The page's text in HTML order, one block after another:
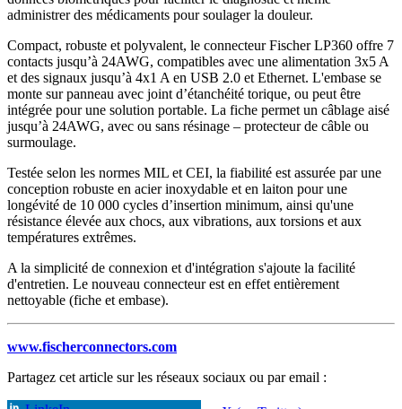
administrer des médicaments pour soulager la douleur.
Compact, robuste et polyvalent, le connecteur Fischer LP360 offre 7
contacts jusqu’à 24AWG, compatibles avec une alimentation 3x5 A
et des signaux jusqu’à 4x1 A en USB 2.0 et Ethernet. L'embase se
monte sur panneau avec joint d’étanchéité torique, ou peut être
intégrée pour une solution portable. La fiche permet un câblage aisé
jusqu’à 24AWG, avec ou sans résinage – protecteur de câble ou
surmoulage.
Testée selon les normes MIL et CEI, la fiabilité est assurée par une
conception robuste en acier inoxydable et en laiton pour une
longévité de 10 000 cycles d’insertion minimum, ainsi qu'une
résistance élevée aux chocs, aux vibrations, aux torsions et aux
températures extrêmes.
A la simplicité de connexion et d'intégration s'ajoute la facilité
d'entretien. Le nouveau connecteur est en effet entièrement
nettoyable (fiche et embase).
www.fischerconnectors.com
Partagez cet article sur les réseaux sociaux ou par email :